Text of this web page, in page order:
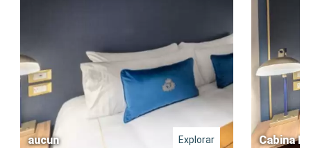
aucun Explorar Cabina